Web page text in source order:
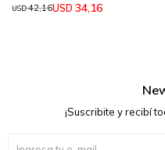
USD 34,16
USD42,16
¡Suscribite y recibí